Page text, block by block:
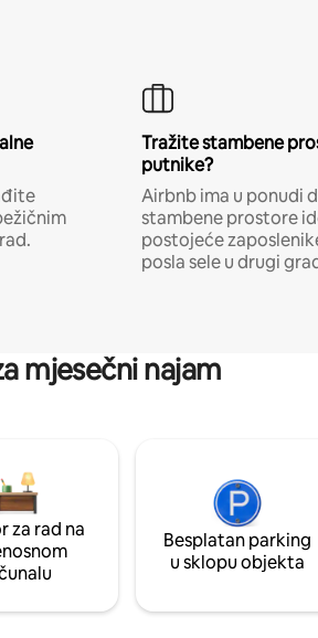
Tražite stambene
putnike?
Airbnb ima u ponudi
stambene prostore
postojeće
posla sele u drugi
mjesečni najam
za rad na
Besplatan parking
u sklopu objekta